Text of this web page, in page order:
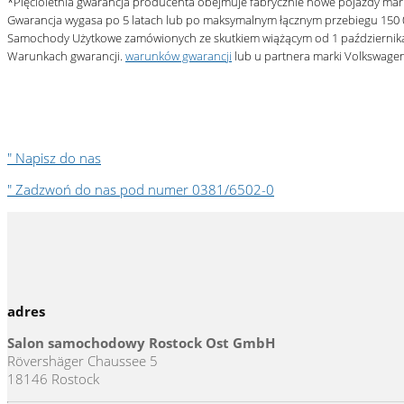
Gwarancja wygasa po 5 latach lub po maksymalnym łącznym przebiegu
Samochody Użytkowezamówionych ze skutkiem wiążącym od 1
Warunkach gwarancji. warunków gwarancji lub u partnera marki
" Napisz do nas
" Zadzwoń do nas pod numer 0381/6502-0
adres
Salon samochodowy Rostock Ost GmbH
Rövershäger Chaussee 5
18146 Rostock